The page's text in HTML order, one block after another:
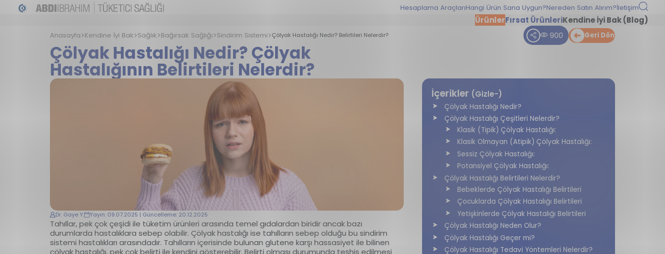
Hesaplama AraçlarıHangi Ürün Sana Uygun?Nereden Satın Alırım?İletişim
ÜrünlerFırsat ÜrünleriKendine İyi Bak (Blog)
Anasayfa Kendine İyi Bak Sağlık Bağırsak Sağlığı Sindirim Sistemi Çölyak Hastalığı Nedir? Belirtileri Nelerdir? 900 Geri Dön
Çölyak Hastalığı Nedir? Çölyak
Hastalığının Belirtileri Nelerdir?
Dr. Gaye Y. Yayın: 09.07.2025 | Güncelleme: 20.12.2025
Tahıllar, pek çok çeşidi ile tüketim ürünleri arasında temel gıdalardan biridir ancak bazı
durumlarda hastalıklara sebep olabilir. Çölyak hastalığı ise tahılların sebep olduğu bu sindirim
sistemi hastalıkları arasındadır. Tahılların içerisinde bulunan glutene karşı hassasiyet ile bilinen
İçerikler (Gizle-)
Çölyak Hastalığı Nedir?
Çölyak Hastalığı Çeşitleri Nelerdir?
Klasik (Tipik) Çölyak Hastalığı:
Klasik Olmayan (Atipik) Çölyak Hastalığı:
Sessiz Çölyak Hastalığı:
Potansiyel Çölyak Hastalığı:
Çölyak Hastalığı Belirtileri Nelerdir?
Bebeklerde Çölyak Hastalığı Belirtileri
Çocuklarda Çölyak Hastalığı Belirtileri
Yetişkinlerde Çölyak Hastalığı Belirtileri
Çölyak Hastalığı Neden Olur?
Çölyak Hastalığı Geçer mi?
Çölyak Hastalığı Tedavi Yöntemleri Nelerdir?